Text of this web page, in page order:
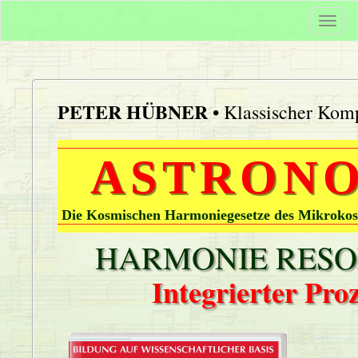
PETER HÜBNER• Klassischer
Die Kosmischen Harmoniegesetze des
HARMONIE
Integrierter